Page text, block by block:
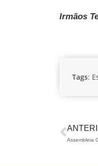
Irmãos
Tags:
Assembleia